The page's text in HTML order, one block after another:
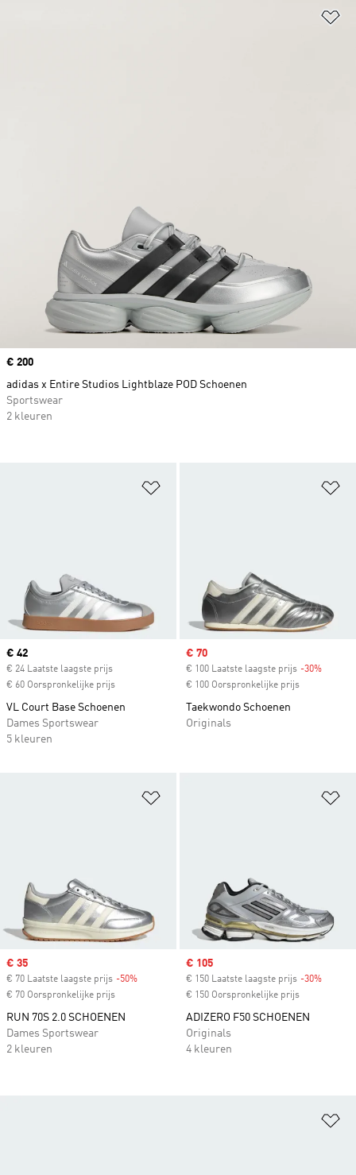
Current price
€ 42
€ 24 Laatste laagste prijs
€ 60 Oorspronkelijke prijs
VL Court Base Schoenen
Dames Sportswear
5 kleuren
Sale price
€ 70
€ 100 Laatste laagste prijs -30%
€ 100 Oorspronkelijke prijs
Taekwondo Schoenen
Originals
Sale price
€ 35
€ 70 Laatste laagste prijs -50%
€ 70 Oorspronkelijke prijs
RUN 70S 2.0 SCHOENEN
Dames Sportswear
2 kleuren
Sale price
€ 105
€ 150 Laatste laagste prijs -30%
€ 150 Oorspronkelijke prijs
ADIZERO F50 SCHOENEN
Originals
4 kleuren
Price
€ 200
adidas x Entire Studios Lightblaze POD Schoenen
Sportswear
2 kleuren